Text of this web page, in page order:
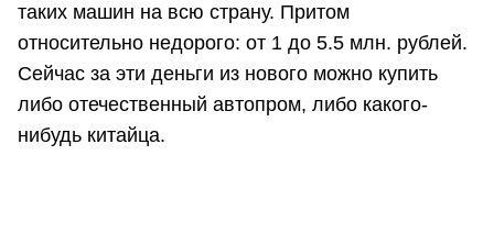
таких машин на всю страну. Притом
относительно недорого: от 1 до 5.5 млн. рублей.
Сейчас за эти деньги из нового можно купить
либо отечественный автопром, либо какого-
нибудь китайца.